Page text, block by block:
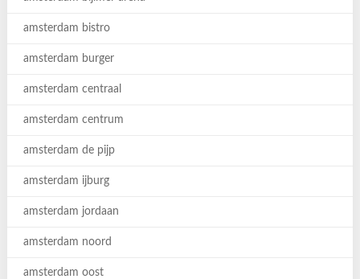
amsterdam bistro
amsterdam burger
amsterdam centraal
amsterdam centrum
amsterdam de pijp
amsterdam ijburg
amsterdam jordaan
amsterdam noord
amsterdam oost